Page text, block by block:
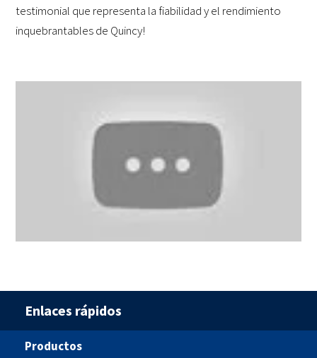
testimonial que representa la fiabilidad y el rendimiento
inquebrantables de Quincy!
Enlaces rápidos
Productos